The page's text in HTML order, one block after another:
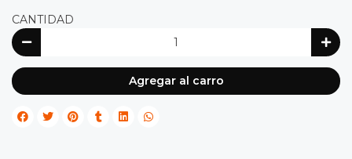
CANTIDAD
Agregar al carro